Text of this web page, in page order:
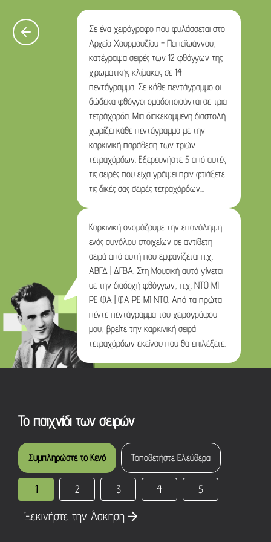
Σε ένα χειρόγραφο που φυλάσσεται στο
Αρχείο Χουρμουζίου - Παπαϊωάννου,
κατέγραψα σειρές των 12 φθόγγων της
χρωματικής κλίμακας σε 14
πεντάγραμμα. Σε κάθε πεντάγραμμο οι
δώδεκα φθόγγοι ομαδοποιούνται σε τρια
τετράχορδα. Μια διακεκομμένη διαστολή
χωρίζει κάθε πεντάγραμμο με την
καρκινική παράθεση των τριών
τετραχόρδων. Εξερευνήστε 5 από αυτές
τις σειρές που είχα γράψει πριν φτιάξετε
τις δικές σας σειρές τετραχόρδων...
Καρκινική ονομάζουμε την επανάληψη
ενός συνόλου στοιχείων σε αντίθετη
σειρά από αυτή που εμφανίζεται π.χ.
ΑΒΓΔ | ΔΓΒΑ. Στη Μουσική αυτό γίνεται
με την διαδοχή φθόγγων, π.χ. ΝΤΟ ΜΙ
ΡΕ ΦΑ | ΦΑ ΡΕ ΜΙ ΝΤΟ. Από τα πρώτα
πέντε πεντάγραμμα του χειρογράφου
μου, βρείτε την καρκινική σειρά
τετραχόρδων εκείνου που θα επιλέξετε.
Το παιχνίδι των σειρών
Συμπληρώστε το Κενό Τοποθετήστε Ελεύθερα
1 2 3 4 5
Ξεκινήστε την Άσκηση